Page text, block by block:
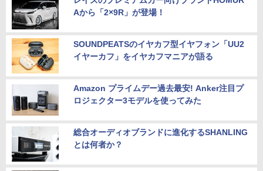
Aから「2×9R」が登場！
SOUNDPEATSのイヤカフ型イヤフォン「UU2
イヤーカフ」をイヤカフマニアが語る
Amazon プライムデー過去最安! Anker注目プ
ロジェクター3モデルを使ってみた
総合オーディオブランドに進化するSHANLING
とは何者か？